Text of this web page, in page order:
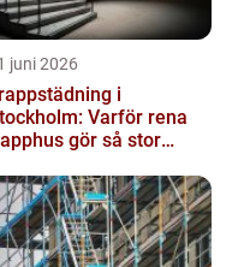
juni 2026
i
Varför rena
gör så stor